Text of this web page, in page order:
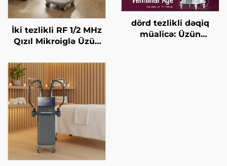
İki tezlikli RF 1/2 MHz
Qızıl Mikroiglə Üzün
dörd tezlikli dəqiq
müalicə: Üzün